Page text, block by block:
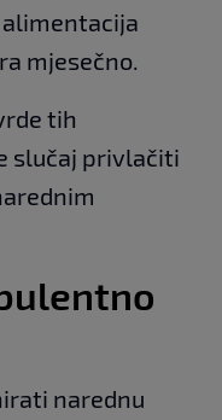
mjesečno.
tih
slučaj privlačiti
narednu